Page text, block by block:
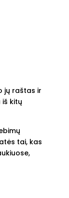
jų raštas ir
kitų
tai, kas